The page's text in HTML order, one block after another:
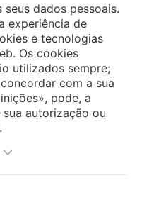
dados pessoais.
experiência de
e tecnologias
Os cookies
utilizados sempre;
com a sua
pode, a
autorização ou